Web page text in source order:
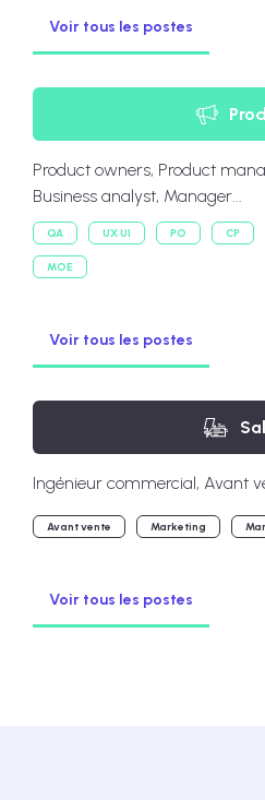
Voir tous les postes
Product owners, Product
Business analyst, Manager...
QA UX UI PO CP
MOE
Voir tous les postes
Ingénieur commercial, Avant
Avant vente Marketing
Voir tous les postes